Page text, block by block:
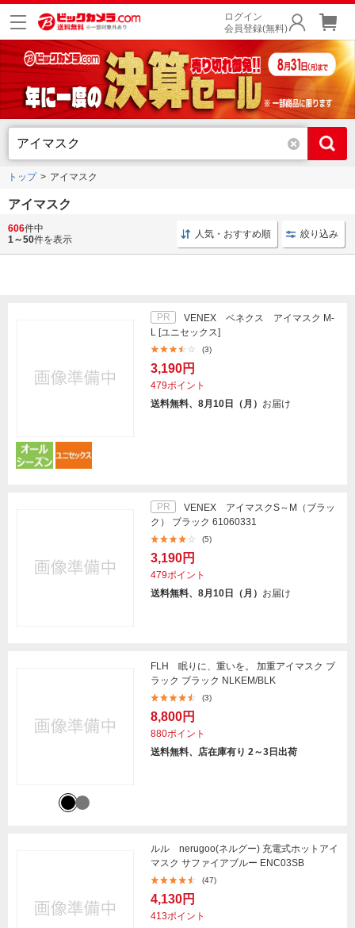
ログイン
会員登録(無料)
トップ アイマスク
アイマスク
目もと アイマスク アイマスク スキンケア アイマス
606件中
1～50件を表示 人気・おすすめ順 絞り込み
PR
VENEX ベネクス アイマスク M-
L [ユニセックス]
(3)
3,190円
479ポイント
送料無料、8月10日（月） お届け
PR
VENEX アイマスクS～M（ブラッ
ク） ブラック 61060331
(5)
3,190円
479ポイント
送料無料、8月10日（月） お届け
FLH 眠りに、重いを。 加重アイマスク ブ
ラック ブラック NLKEM/BLK
(3)
8,800円
880ポイント
送料無料、店在庫有り 2～3日出荷
ルル nerugoo(ネルグー) 充電式ホットアイ
マスク サファイアブルー ENC03SB
(47)
4,130円
413ポイント